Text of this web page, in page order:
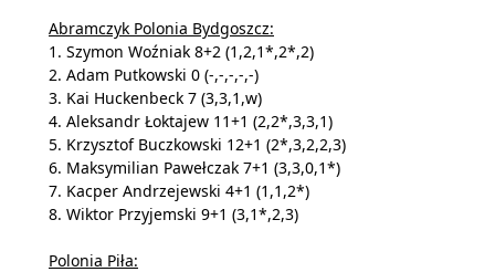
Abramczyk Polonia Bydgoszcz:
1. Szymon Woźniak 8+2 (1,2,1*,2*,2)
2. Adam Putkowski 0 (-,-,-,-,-)
3. Kai Huckenbeck 7 (3,3,1,w)
4. Aleksandr Łoktajew 11+1 (2,2*,3,3,1)
5. Krzysztof Buczkowski 12+1 (2*,3,2,2,3)
6. Maksymilian Pawełczak 7+1 (3,3,0,1*)
7. Kacper Andrzejewski 4+1 (1,1,2*)
8. Wiktor Przyjemski 9+1 (3,1*,2,3)
Polonia Piła: